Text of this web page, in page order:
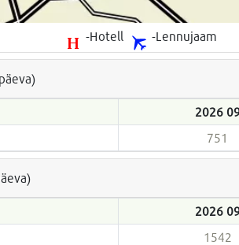
-Hotell -Lennujaam
2026
751
2026
1542